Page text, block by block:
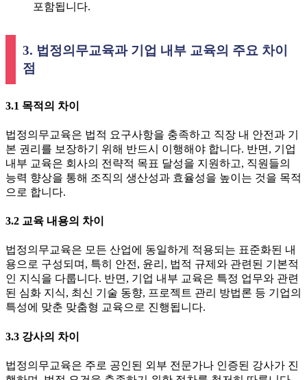
포함됩니다.
3. 법정의무교육과 기업 내부 교육의 주요 차이
점
3.1 목적의 차이
법정의무교육은 법적 요구사항을 충족하고 직장 내 안전과 기
본 권리를 보장하기 위해 반드시 이행해야 합니다. 반면, 기업
내부 교육은 회사의 전략적 목표 달성을 지원하고, 직원들의
능력 향상을 통해 조직의 생산성과 효율성을 높이는 것을 목적
으로 합니다.
3.2 교육 내용의 차이
법정의무교육은 모든 산업에 동일하게 적용되는 표준화된 내
용으로 구성되며, 특히 안전, 윤리, 법적 규제와 관련된 기본적
인 지식을 다룹니다. 반면, 기업 내부 교육은 특정 업무와 관련
된 심화 지식, 최신 기술 동향, 프로젝트 관리 방법론 등 기업의
특성에 맞춘 맞춤형 교육으로 진행됩니다.
3.3 강사의 차이
법정의무교육은 주로 공인된 외부 전문가나 인증된 강사가 진